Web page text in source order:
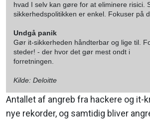
hvad I selv kan gøre for at eliminere risici.
sikkerhedspolitikken er enkel. Fokuser på
Undgå panik
Gør it-sikkerheden håndterbar og lige til.
steder! - der hvor det gør mest ondt i
forretningen.
Kilde: Deloitte
Antallet af angreb fra hackere og
nye rekorder, og samtidig bliver